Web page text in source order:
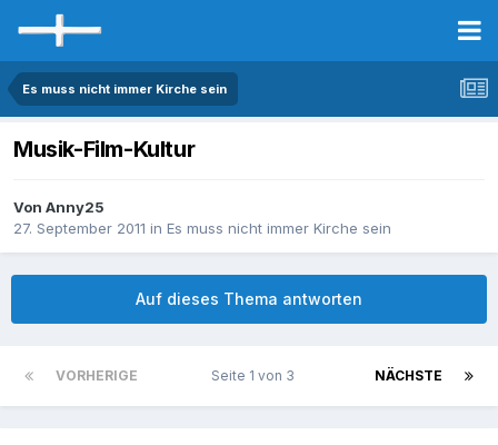
Es muss nicht immer Kirche sein
Musik-Film-Kultur
Von Anny25
27. September 2011 in Es muss nicht immer Kirche sein
Auf dieses Thema antworten
VORHERIGE NÄCHSTE
Seite 1 von 3